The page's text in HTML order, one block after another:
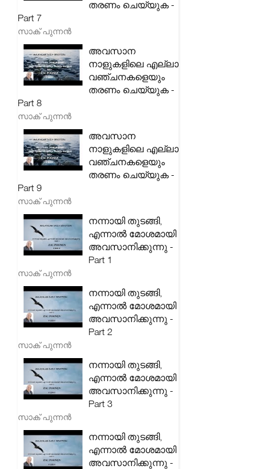
തരണം ചെയ്യുക -
Part 7
സാക് പുന്നൻ
അവസാന
നാളുകളിലെ എല്ലാ
വഞ്ചനകളെയും
തരണം ചെയ്യുക -
Part 8
സാക് പുന്നൻ
അവസാന
നാളുകളിലെ എല്ലാ
വഞ്ചനകളെയും
തരണം ചെയ്യുക -
Part 9
സാക് പുന്നൻ
നന്നായി തുടങ്ങി,
എന്നാൽ മോശമായി
അവസാനിക്കുന്നു -
Part 1
സാക് പുന്നൻ
നന്നായി തുടങ്ങി,
എന്നാൽ മോശമായി
അവസാനിക്കുന്നു -
Part 2
സാക് പുന്നൻ
നന്നായി തുടങ്ങി,
എന്നാൽ മോശമായി
അവസാനിക്കുന്നു -
Part 3
സാക് പുന്നൻ
നന്നായി തുടങ്ങി,
എന്നാൽ മോശമായി
അവസാനിക്കുന്നു -